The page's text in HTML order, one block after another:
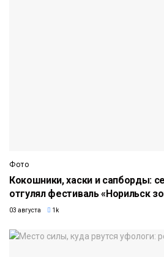
Фото
Кокошники, хаски и сапборды:
отгулял фестиваль «Норильск
03 августа 1k